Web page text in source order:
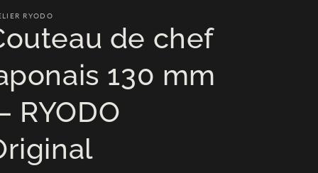
u
e
RYODO
de chef
130 mm
RYODO